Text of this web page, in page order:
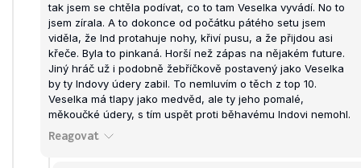
tak jsem se chtěla podívat, co to tam Veselka vyvádí. No to
jsem zírala. A to dokonce od počátku pátého setu jsem
viděla, že Ind protahuje nohy, křiví pusu, a že přijdou asi
křeče. Byla to pinkaná. Horší než zápas na nějakém future.
Jiný hráč už i podobně žebříčkově postavený jako Veselka
by ty Indovy údery zabil. To nemluvím o těch z top 10.
Veselka má tlapy jako medvěd, ale ty jeho pomalé,
měkoučké údery, s tím uspět proti běhavému Indovi nemohl.
Reagovat